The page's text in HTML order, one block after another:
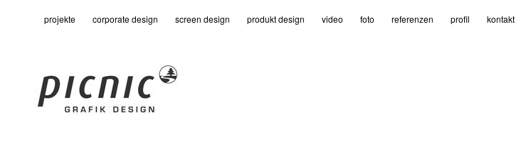
projekte corporate design screen design produkt design video foto referenzen profil kontakt